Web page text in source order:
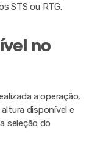
STS ou RTG.
no
a operação,
disponível e
seleção do